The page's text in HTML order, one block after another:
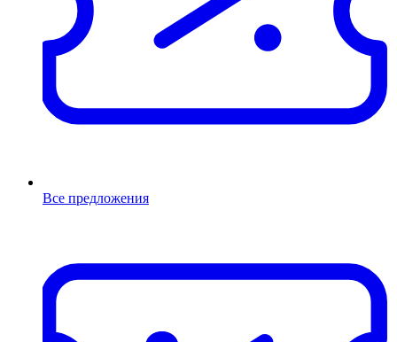
Все предложения